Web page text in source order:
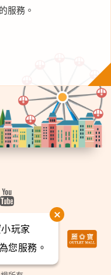
服務。
曆|麗寶樂園
轉分機9
路201號
玩家
您服務。